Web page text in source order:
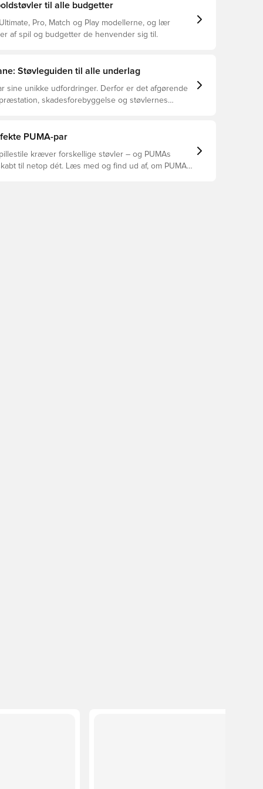
til alle budgetter
Pro, Match og Play modellerne, og lær
af spil og budgetter de henvender sig til.
Støvleguiden til alle underlag
sine unikke udfordringer. Derfor er det afgørende
skadesforebyggelse og støvlernes
underlag.
PUMA-par
kræver forskellige støvler – og PUMAs
til netop dét. Læs med og find ud af, om PUMA